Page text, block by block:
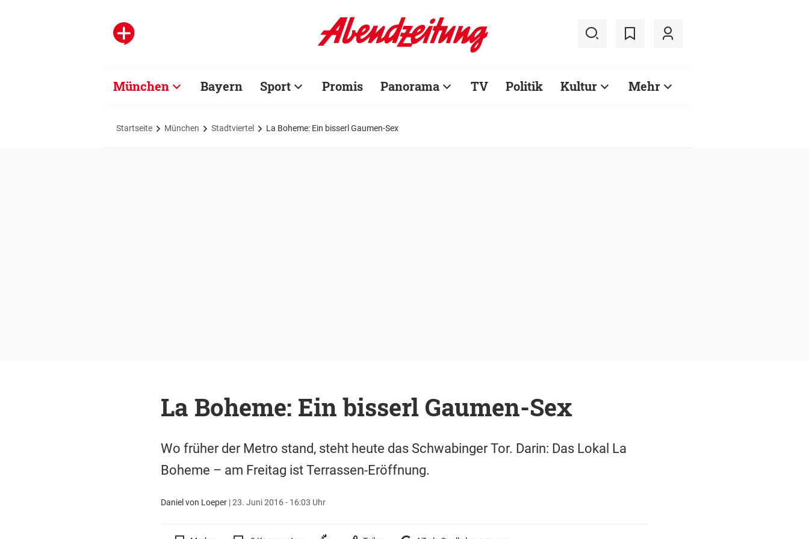
München Bayern Sport Promis Panorama TV Politik Kultur Mehr
Startseite München Stadtviertel La Boheme: Ein bisserl Gaumen-Sex
La Boheme: Ein bisserl Gaumen-Sex
Wo früher der Metro stand, steht heute das Schwabinger Tor. Darin: Das Lokal La
Boheme – am Freitag ist Terrassen-Eröffnung.
Daniel von Loeper|23. Juni 2016 - 16:03 Uhr